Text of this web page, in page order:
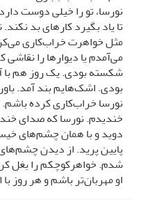
نورسا، تو را خیلی دوست
تا یاد بگیرد کارهای بد
مثل خواهرت خراب‌کاری
می‌آمدم یا دیوارها را نقاشی
شکسته بودی. یک روز هم
بودی. اشک‌هایم بند آمد.
نورسا خراب‌کاری کرده باشم.
خندیدم. نورسا که صدای
دوید و با همان چشم‌های
پایین پرید. از دیدن
شدم. خواهرکوچکم را بغل
او مهربان‌تر باشم و هر روز